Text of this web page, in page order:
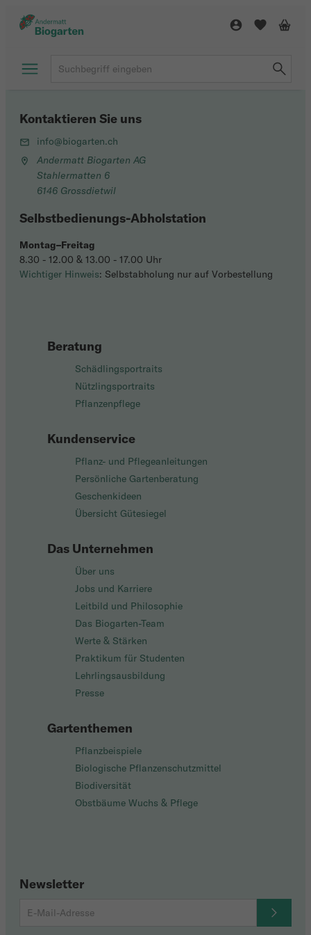
Beratung
Schädlingsportraits
Nützlingsportraits
Pflanzenpflege
Kundenservice
Pflanz- und Pflegeanleitungen
Persönliche Gartenberatung
Geschenkideen
Übersicht Gütesiegel
Das Unternehmen
Über uns
Jobs und Karriere
Leitbild und Philosophie
Das Biogarten-Team
Werte & Stärken
Praktikum für Studenten
Lehrlingsausbildung
Presse
Gartenthemen
Pflanzbeispiele
Biologische Pflanzenschutzmittel
Biodiversität
Obstbäume Wuchs & Pflege
Newsletter
Kontaktieren Sie uns
info@biogarten.ch
Andermatt Biogarten AG
Stahlermatten 6
6146 Grossdietwil
Selbstbedienungs-Abholstation
Montag–Freitag
8.30 - 12.00 & 13.00 - 17.00 Uhr
Wichtiger Hinweis: Selbstabholung nur auf Vorbestellung